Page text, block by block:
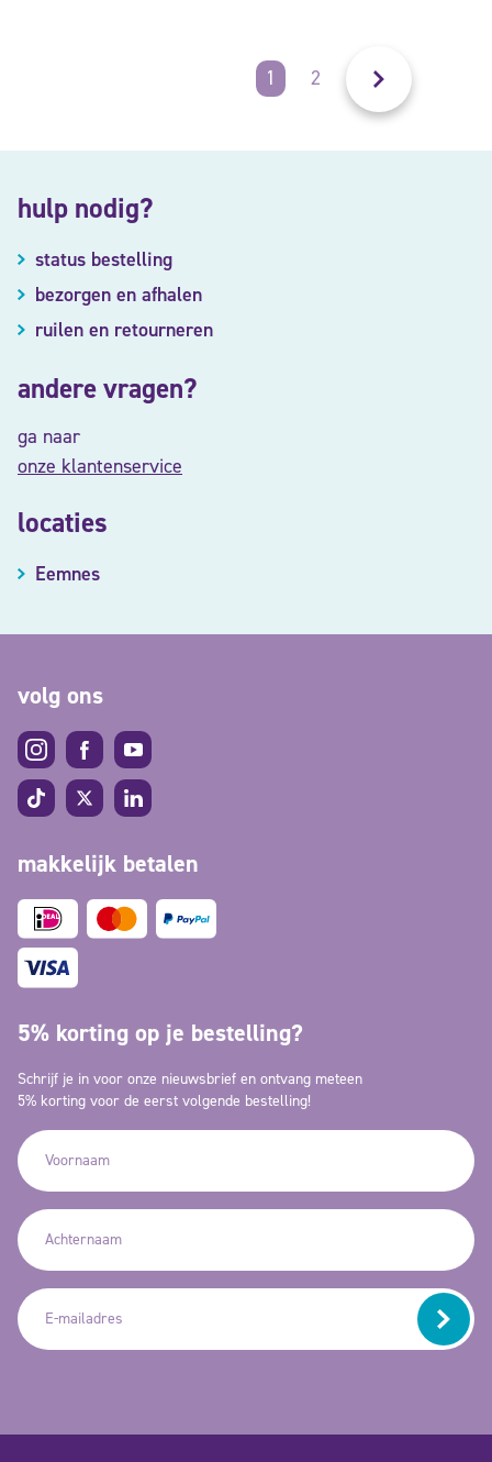
1 2
hulp nodig?
status bestelling
bezorgen en afhalen
ruilen en retourneren
andere vragen?
ga naar
onze klantenservice
locaties
Eemnes
volg ons
makkelijk betalen
5% korting op je bestelling?
Schrijf je in voor onze nieuwsbrief en ontvang meteen
5% korting voor de eerst volgende bestelling!